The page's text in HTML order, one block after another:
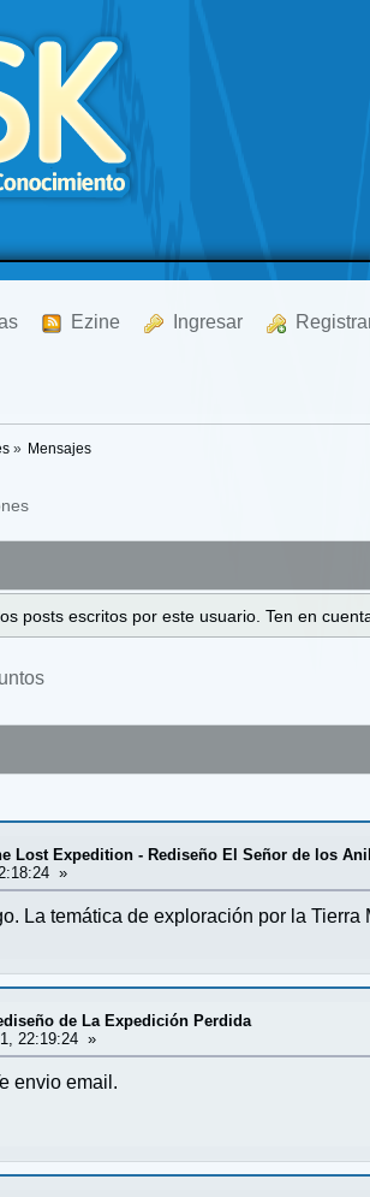
Ezine Ingresar
» Mensajes
posts escritos por este usuario. Ten en
Lost Expedition - Rediseño El Señor de los
»
La temática de exploración por la
de La Expedición Perdida
22:19:24 »
envio email.